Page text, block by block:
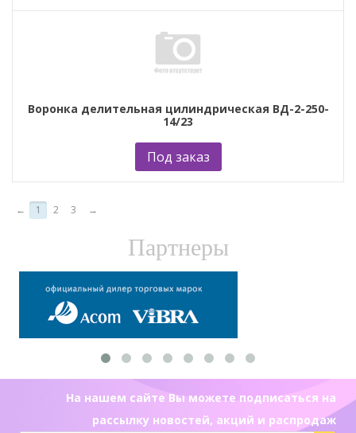
Воронка делительная цилиндрическая ВД-2-250-
14/23
Под заказ
← 1 2 3 →
Партнеры
На нашем сайте Вы можете подписаться на
рассылку новостей, акций и распродаж